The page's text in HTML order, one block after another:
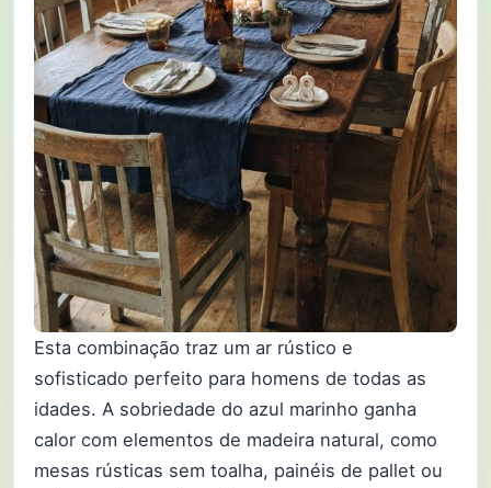
Esta combinação traz um ar rústico e
sofisticado perfeito para homens de todas as
idades. A sobriedade do azul marinho ganha
calor com elementos de madeira natural, como
mesas rústicas sem toalha, painéis de pallet ou